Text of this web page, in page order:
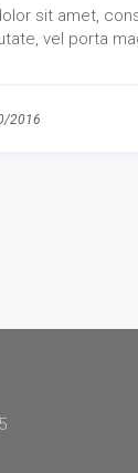
sit amet,
vel porta
2016